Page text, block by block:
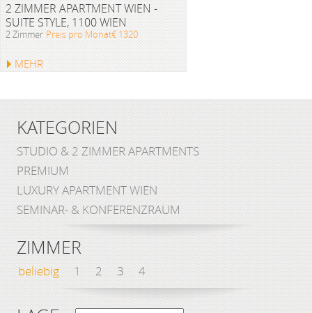
2 ZIMMER APARTMENT WIEN -
SUITE STYLE, 1100 WIEN
2 Zimmer Preis pro Monat€ 1320
MEHR
KATEGORIEN
STUDIO & 2 ZIMMER APARTMENTS
PREMIUM
LUXURY APARTMENT WIEN
SEMINAR- & KONFERENZRAUM
ZIMMER
beliebig 1 2 3 4